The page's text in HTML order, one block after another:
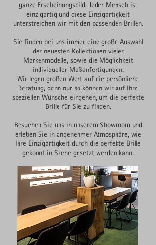
ganze Erscheinungsbild. Jeder Mensch ist
einzigartig und diese Einzigartigkeit
unterstreichen wir mit den passenden Brillen.
Sie finden bei uns immer eine große Auswahl
der neuesten Kollektionen vieler
Markenmodelle, sowie die Möglichkeit
individueller Maßanfertigungen.
Wir legen großen Wert auf die persönliche
Beratung, denn nur so können wir auf Ihre
speziellen Wünsche eingehen, um die perfekte
Brille für Sie zu finden.
Besuchen Sie uns in unserem Showroom und
erleben Sie in angenehmer Atmosphäre, wie
Ihre Einzigartigkeit durch die perfekte Brille
gekonnt in Szene gesetzt werden kann.